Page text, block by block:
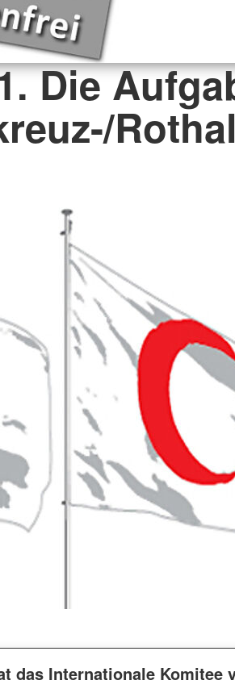
Die
das Internationale Komitee